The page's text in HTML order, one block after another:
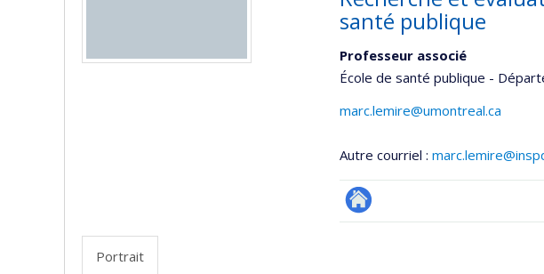
santé publique
Professeur associé
École de santé publique -
marc.lemire@umontreal.ca
Autre courriel :
Autre
Portrait